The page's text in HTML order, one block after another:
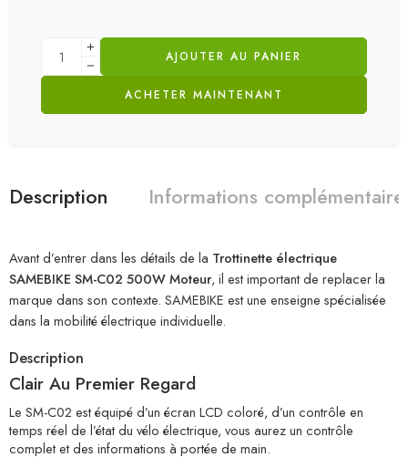
AJOUTER AU PANIER
ACHETER MAINTENANT
Description Informations
Avant d’entrer dans les détails de la Trottinette électrique
SAMEBIKE SM-C02 500W Moteur, il est important de replacer la
marque dans son contexte. SAMEBIKE est une enseigne spécialisée
dans la mobilité électrique individuelle.
Description
Clair Au Premier Regard
Le SM-C02 est équipé d’un écran LCD coloré, d’un contrôle en
temps réel de l’état du vélo électrique, vous aurez un contrôle
complet et des informations à portée de main.